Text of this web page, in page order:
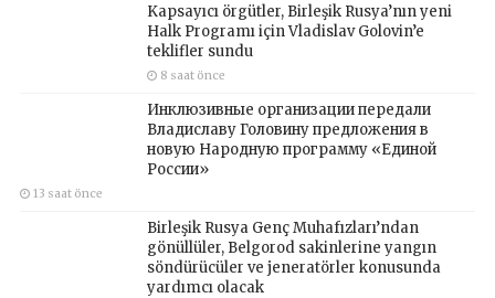
Kapsayıcı örgütler, Birleşik Rusya’nın yeni
Halk Programı için Vladislav Golovin’e
teklifler sundu
8 saat önce
Инклюзивные организации передали
Владиславу Головину предложения в
новую Народную программу «Единой
России»
13 saat önce
Birleşik Rusya Genç Muhafızları’ndan
gönüllüler, Belgorod sakinlerine yangın
söndürücüler ve jeneratörler konusunda
yardımcı olacak